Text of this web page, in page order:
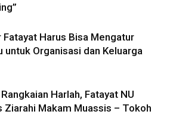
Fatayat Harus Bisa Mengatur
untuk Organisasi dan Keluarga
Harlah, Fatayat NU
Ziarahi Makam Muassis – Tokoh